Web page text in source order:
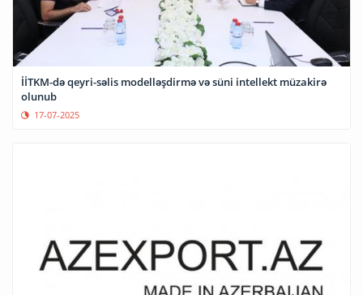
İİTKM-də qeyri-səlis modelləşdirmə və süni intellekt müzakirə
olunub
17-07-2025